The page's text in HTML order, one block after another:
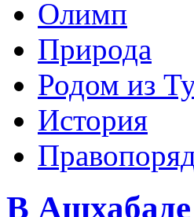
Олимп
Природа
Родом из
История
В